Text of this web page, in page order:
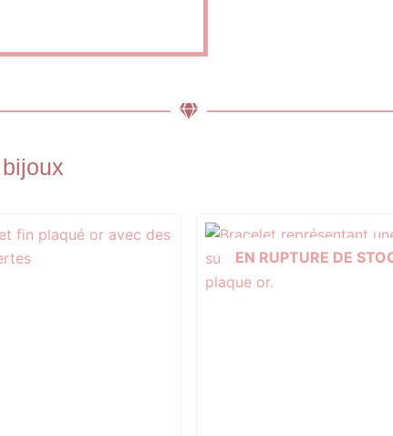
EN RUPTURE DE